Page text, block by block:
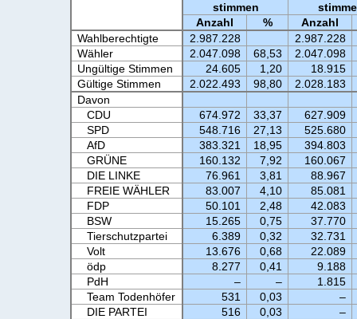
stimmen
Anzahl
% Anzahl
Wahlberechtigte 2.987.228
2.987.228
Wähler
2.047.098 68,53
2.047.098
Ungültige Stimmen
24.605 1,20
18.915
Gültige Stimmen
2.022.493 98,80
2.028.183
Davon
CDU
674.972 33,37
627.909
SPD
548.716 27,13
525.680
AfD
383.321 18,95
394.803
GRÜNE
160.132 7,92
160.067
DIE LINKE
76.961 3,81
88.967
FREIE WÄHLER
83.007 4,10
85.081
FDP
50.101 2,48
42.083
BSW
15.265 0,75
37.770
Tierschutzpartei
6.389 0,32
32.731
Volt
13.676 0,68
22.089
ödp
8.277 0,41
9.188
PdH
– –
1.815
Team Todenhöfer
531 0,03
–
DIE PARTEI
516 0,03
–